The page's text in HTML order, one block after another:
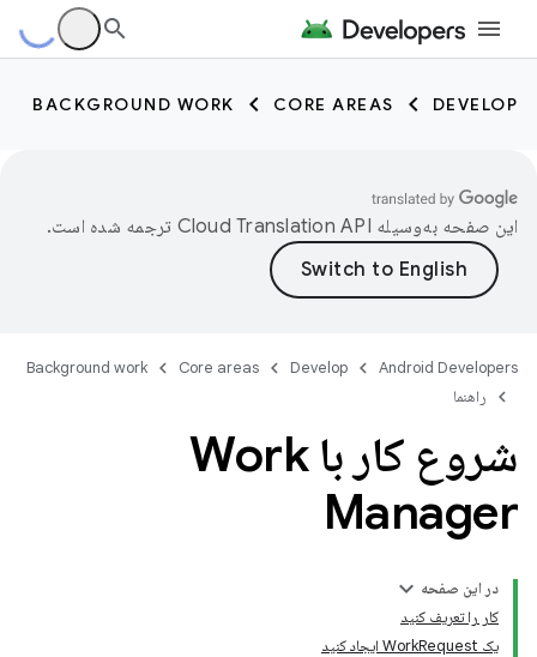
DEVELOP
CORE AREAS
BACKGROUND WORK
این صفحه به‌وسیله ترجمه شده است.
Android Developers
Develop
Core areas
Background work
راهنما
شروع کار با Work
Manager
در این صفحه
کار را تعریف کنید
یک WorkRequest ایجاد کنید